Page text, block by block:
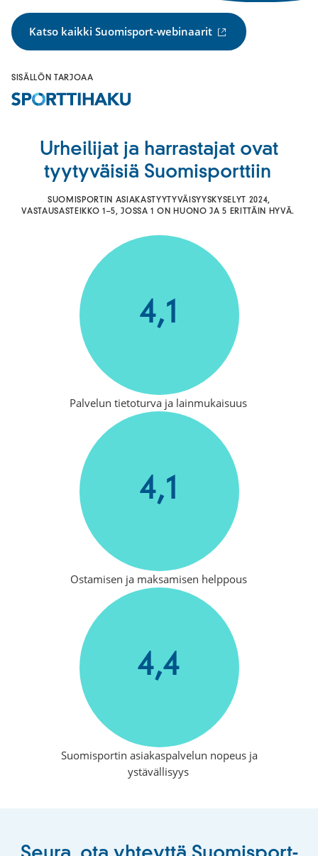
Katso kaikki Suomisport-webinaarit(ulkoinen
linkki)
SISÄLLÖN TARJOAA
Urheilijat ja harrastajat ovat
tyytyväisiä Suomisporttiin
SUOMISPORTIN ASIAKASTYYTYVÄISYYSKYSELYT 2024,
VASTAUSASTEIKKO 1–5, JOSSA 1 ON HUONO JA 5 ERITTÄIN HYVÄ.
4,1
Palvelun tietoturva ja lainmukaisuus
4,1
Ostamisen ja maksamisen helppous
4,4
Suomisportin asiakaspalvelun nopeus ja
ystävällisyys